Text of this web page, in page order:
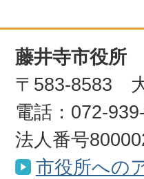
藤井寺市役所
〒583-8583
電話：072-
法人番号
市役所への